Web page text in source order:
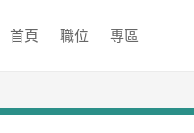
首頁 職位 專區